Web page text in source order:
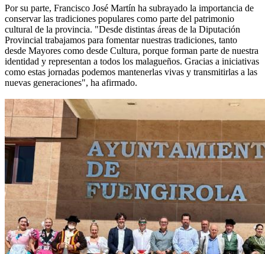
Por su parte, Francisco José Martín ha subrayado la importancia de
conservar las tradiciones populares como parte del patrimonio
cultural de la provincia. "Desde distintas áreas de la Diputación
Provincial trabajamos para fomentar nuestras tradiciones, tanto
desde Mayores como desde Cultura, porque forman parte de nuestra
identidad y representan a todos los malagueños. Gracias a iniciativas
como estas jornadas podemos mantenerlas vivas y transmitirlas a las
nuevas generaciones", ha afirmado.